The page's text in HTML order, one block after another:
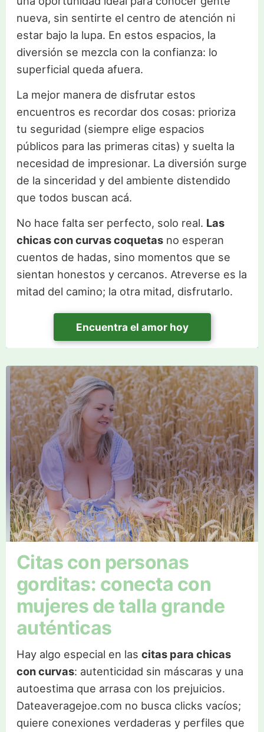
nueva, sin sentirte el centro de atención ni
estar bajo la lupa. En estos espacios, la
diversión se mezcla con la confianza: lo
superficial queda afuera.
La mejor manera de disfrutar estos
encuentros es recordar dos cosas: prioriza
tu seguridad (siempre elige espacios
públicos para las primeras citas) y suelta la
necesidad de impresionar. La diversión surge
de la sinceridad y del ambiente distendido
que todos buscan acá.
No hace falta ser perfecto, solo real. Las
chicas con curvas coquetasno esperan
cuentos de hadas, sino momentos que se
sientan honestos y cercanos. Atreverse es la
mitad del camino; la otra mitad, disfrutarlo.
Encuentra el amor hoy
Citas con personas
gorditas: conecta con
mujeres de talla grande
auténticas
Hay algo especial en las citas para chicas
con curvas: autenticidad sin máscaras y una
autoestima que arrasa con los prejuicios.
Dateaveragejoe.com no busca clicks vacíos;
quiere conexiones verdaderas y perfiles que